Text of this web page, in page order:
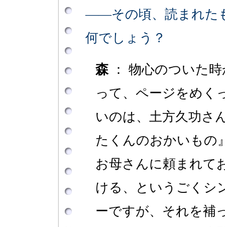
――その頃、読まれた
何でしょう？
森： 物心のついた
って、ページをめく
いのは、土方久功さ
たくんのおかいもの
お母さんに頼まれて
ける、というごくシ
ーですが、それを補